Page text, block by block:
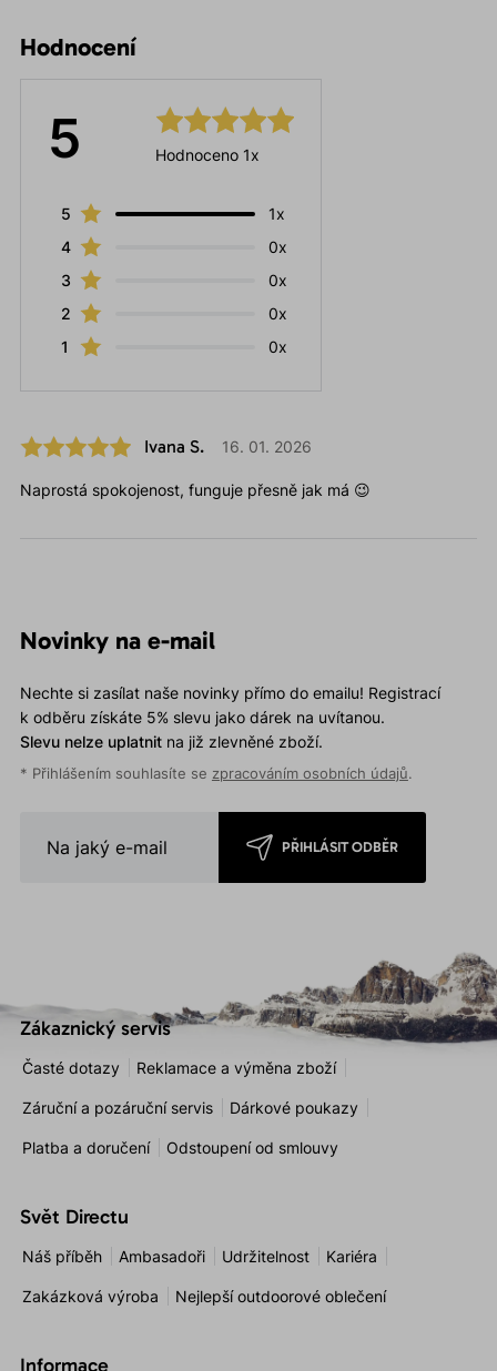
Hodnocení
5 Hodnoceno 1x
5
1x
4
0x
3
0x
2
0x
1
0x
Ivana S. 16. 01. 2026
Naprostá spokojenost, funguje přesně jak má 😉
Novinky na e-mail
Nechte si zasílat naše novinky přímo do emailu! Registrací
k odběru získáte 5% slevu jako dárek na uvítanou.
Slevu nelze uplatnitna již zlevněné zboží.
* Přihlášením souhlasíte se zpracováním osobních údajů.
PŘIHLÁSIT ODBĚR
Zákaznický servis
Časté dotazy Reklamace a výměna zboží
Záruční a pozáruční servis Dárkové poukazy
Platba a doručení Odstoupení od smlouvy
Svět Directu
Náš příběh Ambasadoři Udržitelnost Kariéra
Zakázková výroba Nejlepší outdoorové oblečení
Informace